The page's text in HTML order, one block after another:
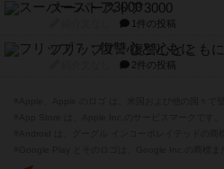
スーパーストア3000
1件の投稿
フリップ７：復讐心とともに
2件の投稿